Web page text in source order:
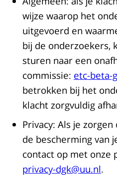
wijze waarop het
uitgevoerd en
bij de onderzoekers,
sturen naar een
commissie: etc-beta-
betrokken bij het
klacht zorgvuldig
Privacy: Als je
de bescherming van
contact op met onze
privacy-dgk@uu.nl.